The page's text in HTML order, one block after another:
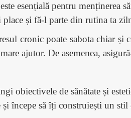
esențială pentru menținerea
place și fă-l parte din rutina ta
cronic poate sabota chiar
ajutor. De asemenea,
obiectivele de sănătate și
începe să îți construiești un